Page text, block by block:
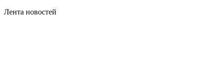
Лента новостей